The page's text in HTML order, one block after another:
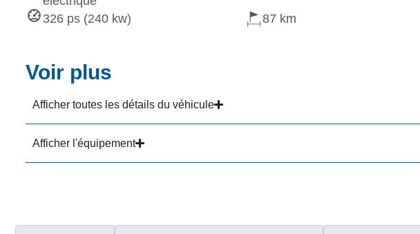
326 ps (240 kw) 87
Voir plus
Afficher toutes les détails du véhicule
Afficher l'équipement